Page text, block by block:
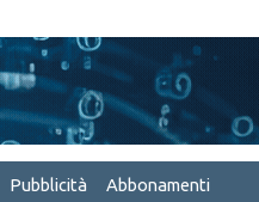
Pubblicità Abbonamenti